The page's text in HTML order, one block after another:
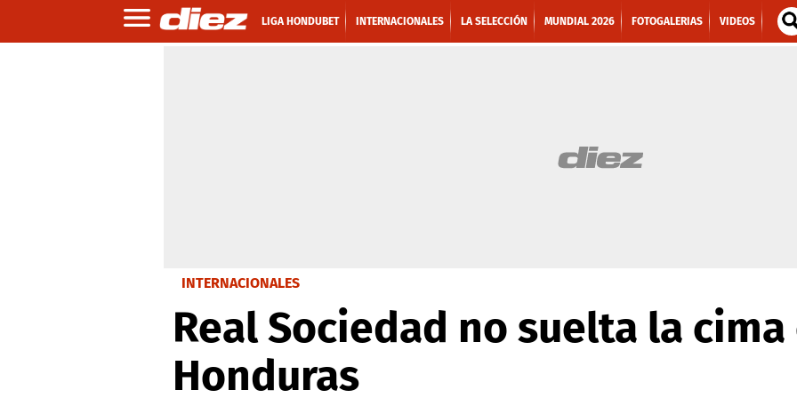
LIGA HONDUBET INTERNACIONALES LA SELECCIÓN MUNDIAL 2026 FOTOGALERIAS VIDEOS
INTERNACIONALES
Real Sociedad no suelta la cima
Honduras